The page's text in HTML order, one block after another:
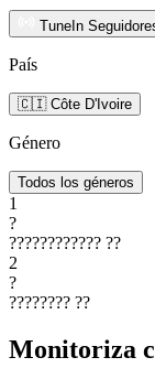
TuneIn
País
🇨🇮 Côte D'Ivoire
Género
Todos los géneros
1
?
???????????? ??
2
?
???????? ??
Monitoriza